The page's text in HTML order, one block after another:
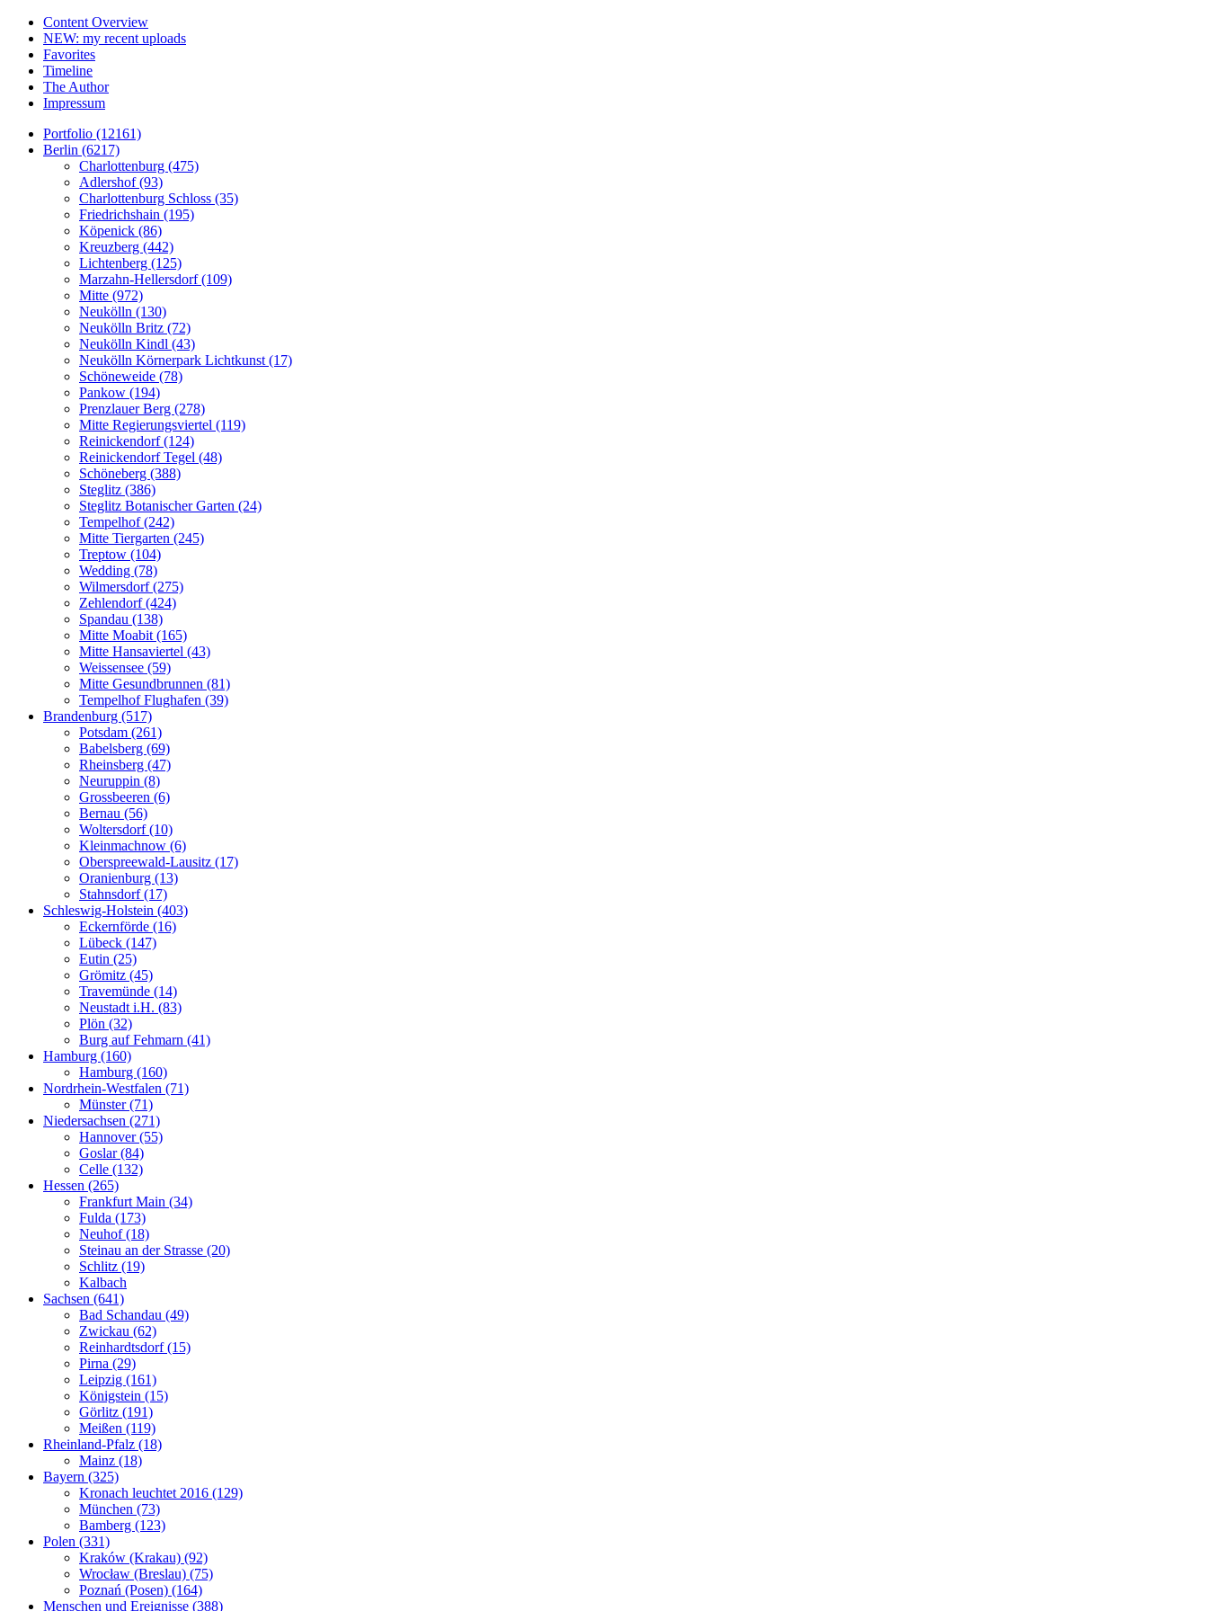
Content Overview
NEW: my recent uploads
Favorites
Timeline
The Author
Impressum
Portfolio (12161)
Berlin (6217)
Charlottenburg (475)
Adlershof (93)
Charlottenburg Schloss (35)
Friedrichshain (195)
Köpenick (86)
Kreuzberg (442)
Lichtenberg (125)
Marzahn-Hellersdorf (109)
Mitte (972)
Neukölln (130)
Neukölln Britz (72)
Neukölln Kindl (43)
Neukölln Körnerpark Lichtkunst (17)
Schöneweide (78)
Pankow (194)
Prenzlauer Berg (278)
Mitte Regierungsviertel (119)
Reinickendorf (124)
Reinickendorf Tegel (48)
Schöneberg (388)
Steglitz (386)
Steglitz Botanischer Garten (24)
Tempelhof (242)
Mitte Tiergarten (245)
Treptow (104)
Wedding (78)
Wilmersdorf (275)
Zehlendorf (424)
Spandau (138)
Mitte Moabit (165)
Mitte Hansaviertel (43)
Weissensee (59)
Mitte Gesundbrunnen (81)
Tempelhof Flughafen (39)
Brandenburg (517)
Potsdam (261)
Babelsberg (69)
Rheinsberg (47)
Neuruppin (8)
Grossbeeren (6)
Bernau (56)
Woltersdorf (10)
Kleinmachnow (6)
Oberspreewald-Lausitz (17)
Oranienburg (13)
Stahnsdorf (17)
Schleswig-Holstein (403)
Eckernförde (16)
Lübeck (147)
Eutin (25)
Grömitz (45)
Travemünde (14)
Neustadt i.H. (83)
Plön (32)
Burg auf Fehmarn (41)
Hamburg (160)
Hamburg (160)
Nordrhein-Westfalen (71)
Münster (71)
Niedersachsen (271)
Hannover (55)
Goslar (84)
Celle (132)
Hessen (265)
Frankfurt Main (34)
Fulda (173)
Neuhof (18)
Steinau an der Strasse (20)
Schlitz (19)
Kalbach
Sachsen (641)
Bad Schandau (49)
Zwickau (62)
Reinhardtsdorf (15)
Pirna (29)
Leipzig (161)
Königstein (15)
Görlitz (191)
Meißen (119)
Rheinland-Pfalz (18)
Mainz (18)
Bayern (325)
Kronach leuchtet 2016 (129)
München (73)
Bamberg (123)
Polen (331)
Kraków (Krakau) (92)
Wrocław (Breslau) (75)
Poznań (Posen) (164)
Menschen und Ereignisse (388)